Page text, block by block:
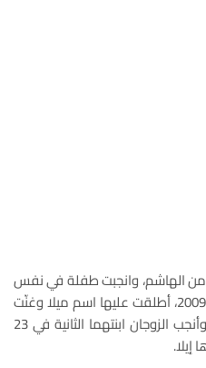
يُذكر أن عجرم تزوجت في عام 2008 من الهاشم، وانجبت طفلة في نفس
يوم ميلادها 16 ايار (مايو) في عام 2009، أطلقت عليها اسم ميلا وغنّت
لها أغنية بعنوان “يارب تكبر ميلا”، وأنجب الزوجان ابنتهما الثانية في 23